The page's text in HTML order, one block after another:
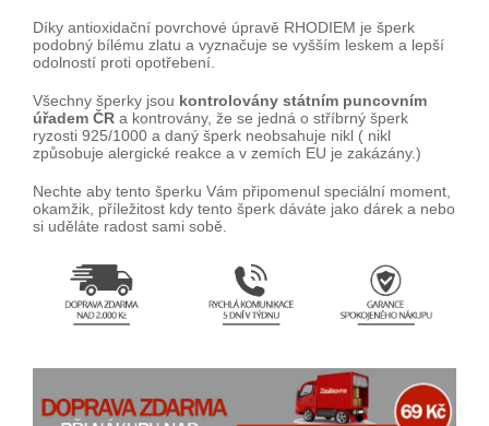
Díky antioxidační povrchové úpravě RHODIEM je šperk
podobný bílému zlatu a vyznačuje se vyšším leskem a lepší
odolností proti opotřebení.
Všechny šperky jsou kontrolovány státním puncovním
úřadem ČR a kontrovány, že se jedná o stříbrný šperk
ryzosti 925/1000 a daný šperk neobsahuje nikl ( nikl
způsobuje alergické reakce a v zemích EU je zakázány.)
Nechte aby tento šperku Vám připomenul speciální moment,
okamžik, příležitost kdy tento šperk dáváte jako dárek a nebo
si uděláte radost sami sobě.